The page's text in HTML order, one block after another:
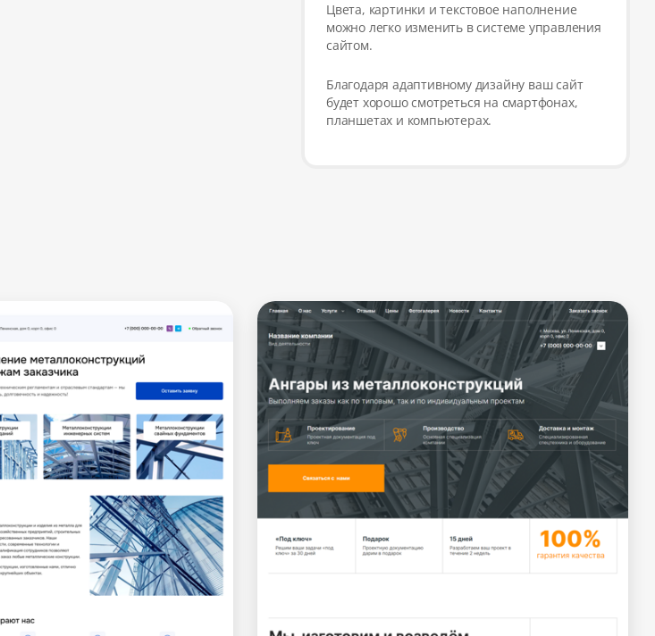
Цвета, картинки и текстовое наполнение
можно легко изменить в системе управления
сайтом.
Благодаря адаптивному дизайну ваш сайт
будет хорошо смотреться на смартфонах,
планшетах и компьютерах.